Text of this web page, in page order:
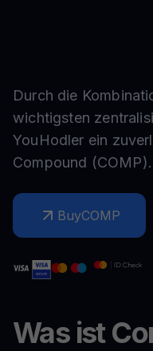
Durch die
wichtigsten
YouHodler ein
Compound (COMP).
BuyCOMP
Was ist